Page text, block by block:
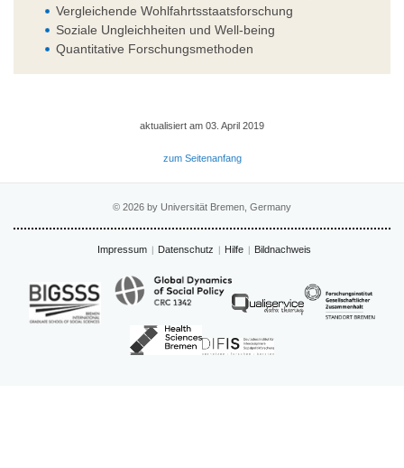
Vergleichende Wohlfahrtsstaatsforschung
Soziale Ungleichheiten und Well-being
Quantitative Forschungsmethoden
aktualisiert am 03. April 2019
zum Seitenanfang
© 2026 by Universität Bremen, Germany
Impressum Datenschutz Hilfe Bildnachweis